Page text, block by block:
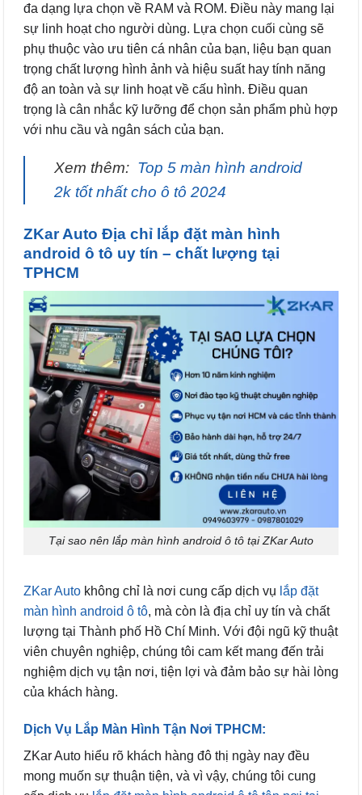
đa dạng lựa chọn về RAM và ROM. Điều này mang lại
sự linh hoạt cho người dùng. Lựa chọn cuối cùng sẽ
phụ thuộc vào ưu tiên cá nhân của bạn, liệu bạn quan
trọng chất lượng hình ảnh và hiệu suất hay tính năng
độ an toàn và sự linh hoạt về cấu hình. Điều quan
trọng là cân nhắc kỹ lưỡng để chọn sản phẩm phù hợp
với nhu cầu và ngân sách của bạn.
Xem thêm: Top 5 màn hình android
2k tốt nhất cho ô tô 2024
ZKar Auto Địa chỉ lắp đặt màn hình
android ô tô uy tín – chất lượng tại
TPHCM
Tại sao nên lắp màn hình android ô tô tại ZKar Auto
ZKar Auto không chỉ là nơi cung cấp dịch vụ lắp đặt
màn hình android ô tô, mà còn là địa chỉ uy tín và chất
lượng tại Thành phố Hồ Chí Minh. Với đội ngũ kỹ thuật
viên chuyên nghiệp, chúng tôi cam kết mang đến trải
nghiệm dịch vụ tận nơi, tiện lợi và đảm bảo sự hài lòng
của khách hàng.
Dịch Vụ Lắp Màn Hình Tận Nơi TPHCM:
ZKar Auto hiểu rõ khách hàng đô thị ngày nay đều
mong muốn sự thuận tiện, và vì vậy, chúng tôi cung